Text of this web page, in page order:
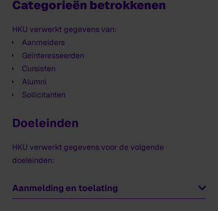
Categorieën betrokkenen
HKU verwerkt gegevens van:
Aanmelders
Geïnteresseerden
Cursisten
Alumni
Sollicitanten
Doeleinden
HKU verwerkt gegevens voor de volgende
doeleinden:
Aanmelding en toelating